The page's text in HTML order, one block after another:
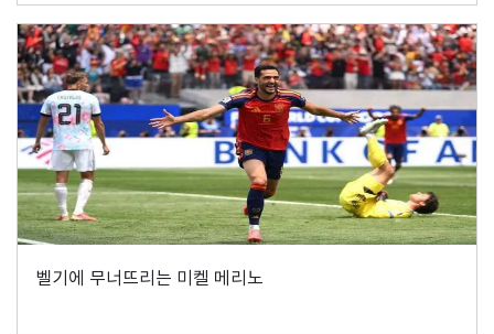
벨기에 무너뜨리는 미켈 메리노